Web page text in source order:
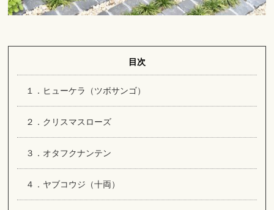
目次
１．ヒューケラ（ツボサンゴ）
２．クリスマスローズ
３．オタフクナンテン
４．ヤブコウジ（十両）